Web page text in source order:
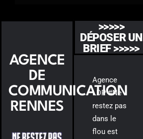
AGENCE
DE
COMMUNICATION
RENNES
>>>>>
DÉPOSER UN
BRIEF >>>>>
Agence
LDP #Ne
restez pas
dans le
flou est